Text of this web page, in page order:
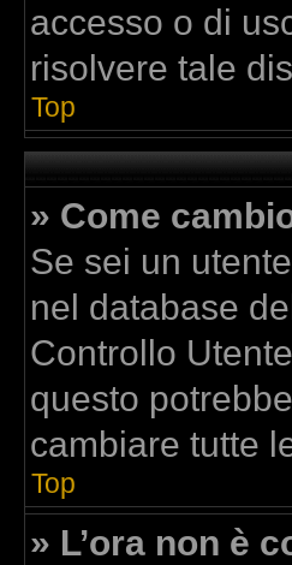
accesso o di
risolvere tale
Top
» Come
Se sei un
nel database
Controllo
questo
cambiare tutte
Top
» L’ora non è